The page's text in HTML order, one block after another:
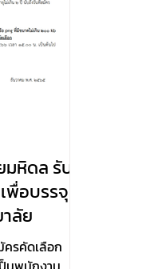
มหิดล รับ
พื่อบรรจุ
ลัย
รคัดเลือก